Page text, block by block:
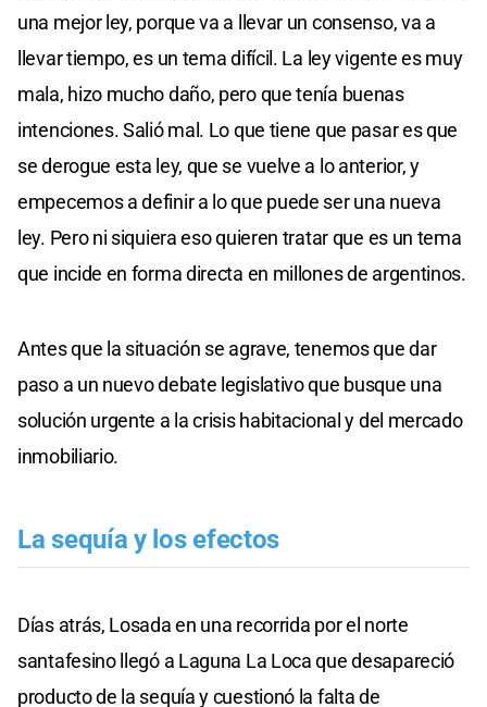
una mejor ley, porque va a llevar un consenso, va a
llevar tiempo, es un tema difícil. La ley vigente es muy
mala, hizo mucho daño, pero que tenía buenas
intenciones. Salió mal. Lo que tiene que pasar es que
se derogue esta ley, que se vuelve a lo anterior, y
empecemos a definir a lo que puede ser una nueva
ley. Pero ni siquiera eso quieren tratar que es un tema
que incide en forma directa en millones de argentinos.
Antes que la situación se agrave, tenemos que dar
paso a un nuevo debate legislativo que busque una
solución urgente a la crisis habitacional y del mercado
inmobiliario.
La sequía y los efectos
Días atrás, Losada en una recorrida por el norte
santafesino llegó a Laguna La Loca que desapareció
producto de la sequía y cuestionó la falta de